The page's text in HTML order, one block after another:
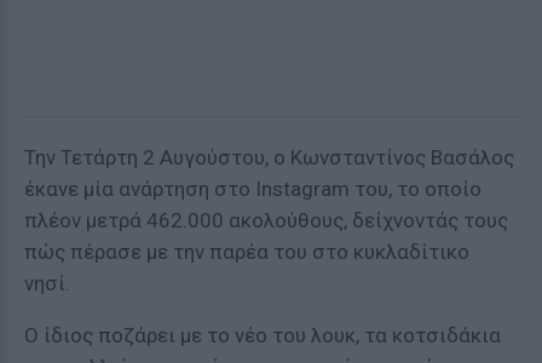
Την Τετάρτη 2 Αυγούστου, ο Κωνσταντίνος Βασάλος
έκανε μία ανάρτηση στο Instagram του, το οποίο
πλέον μετρά 462.000 ακολούθους, δείχνοντάς τους
πώς πέρασε με την παρέα του στο κυκλαδίτικο
νησί.
Ο ίδιος ποζάρει με το νέο του λουκ, τα κοτσιδάκια